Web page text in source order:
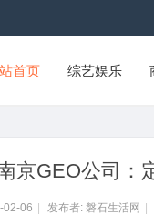
首页 综艺娱乐
京GEO公司：
02-06 发布者: 磐石生活网